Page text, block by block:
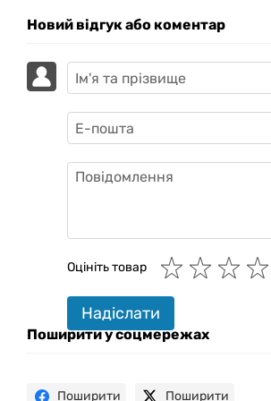
Новий відгук або коментар
Оцініть товар
Надіслати
Поширити у соцмережах
Поширити Поширити
GAZIKAI
Привіт! 👋 Я Gazik AI — допоможу
підібрати вживану комп'ютерну
техніку. Що шукаєш?